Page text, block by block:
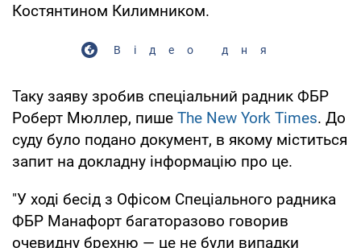
Костянтином Килимником.
Відео дня
Таку заяву зробив спеціальний радник ФБР
Роберт Мюллер, пише The New York Times. До
суду було подано документ, в якому міститься
запит на докладну інформацію про це.
"У ході бесід з Офісом Спеціального радника
ФБР Манафорт багаторазово говорив
очевидну брехню — це не були випадки